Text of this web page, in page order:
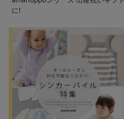
に!